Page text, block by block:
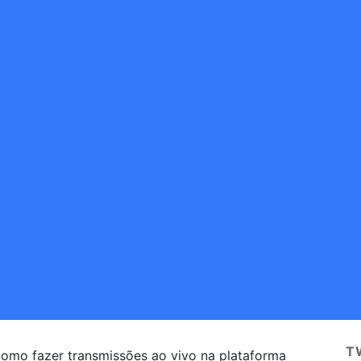
fazer transmissões ao vivo na plataforma